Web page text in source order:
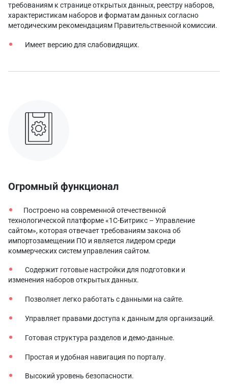
требованиям к странице открытых данных, реестру наборов,
характеристикам наборов и форматам данных согласно
методическим рекомендациям Правительственной комиссии.
Имеет версию для слабовидящих.
Огромный функционал
Построено на современной отечественной
технологической платформе «1С-Битрикс – Управление
сайтом», которая отвечает требованиям закона об
импортозамещении ПО и является лидером среди
коммерческих систем управления сайтом.
Содержит готовые настройки для подготовки и
изменения наборов открытых данных.
Позволяет легко работать с данными на сайте.
Управляет правами доступа к данным для организаций.
Готовая структура разделов и демо-данные.
Простая и удобная навигация по порталу.
Высокий уровень безопасности.